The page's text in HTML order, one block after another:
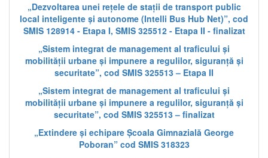
„Dezvoltarea unei rețele de stații de transport public
local inteligente și autonome (Intelli Bus Hub Net)”, cod
SMIS 128914 - Etapa I, SMIS 325512 - Etapa II - finalizat
„Sistem integrat de management al traficului și
mobilității urbane și impunere a regulilor, siguranță și
securitate”, cod SMIS 325513 – Etapa II
„Sistem integrat de management al traficului și
mobilității urbane și impunere a regulilor, siguranță și
securitate”, cod SMIS 325513 – finalizat
„Extindere și echipare Școala Gimnazială George
Poboran” cod SMIS 318323